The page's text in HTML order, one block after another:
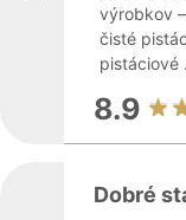
výrobkov
čisté
pistáciové
8.9
Dobré